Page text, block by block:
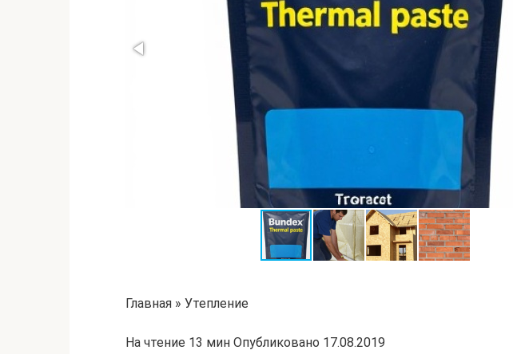
Главная » Утепление
На чтение 13 мин Опубликовано 17.08.2019